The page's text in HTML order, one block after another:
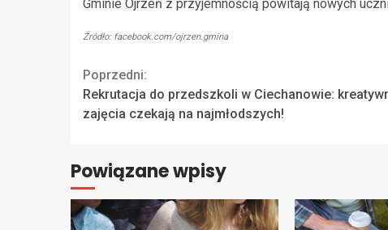
Gminie Ojrzeń z przyjemnością powitają nowych
Źródło: facebook.com/ojrzen.gmina
Continue
Reading
Poprzedni:
Rekrutacja do przedszkoli w Ciechanowie:
zajęcia czekają na najmłodszych!
Powiązane wpisy